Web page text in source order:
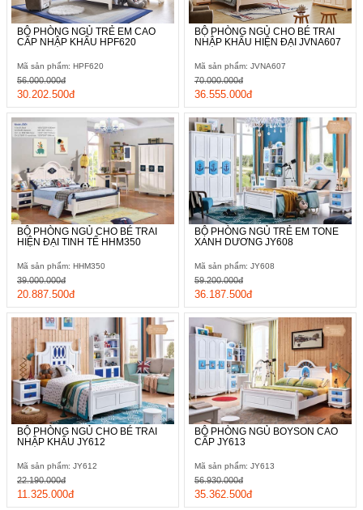
BỘ PHÒNG NGỦ TRẺ EM CAO
CẤP NHẬP KHẨU HPF620
Mã sản phẩm: HPF620
30.202.500đ
56.000.000đ
BỘ PHÒNG NGỦ CHO BÉ TRAI
NHẬP KHẨU HIỆN ĐẠI JVNA607
Mã sản phẩm: JVNA607
36.555.000đ
70.000.000đ
BỘ PHÒNG NGỦ CHO BÉ TRAI
HIỆN ĐẠI TINH TẾ HHM350
Mã sản phẩm: HHM350
20.887.500đ
39.000.000đ
BỘ PHÒNG NGỦ TRẺ EM TONE
XANH DƯƠNG JY608
Mã sản phẩm: JY608
36.187.500đ
59.200.000đ
BỘ PHÒNG NGỦ CHO BÉ TRAI
NHẬP KHẨU JY612
Mã sản phẩm: JY612
11.325.000đ
22.190.000đ
BỘ PHÒNG NGỦ BOYSON CAO
CẤP JY613
Mã sản phẩm: JY613
35.362.500đ
56.930.000đ